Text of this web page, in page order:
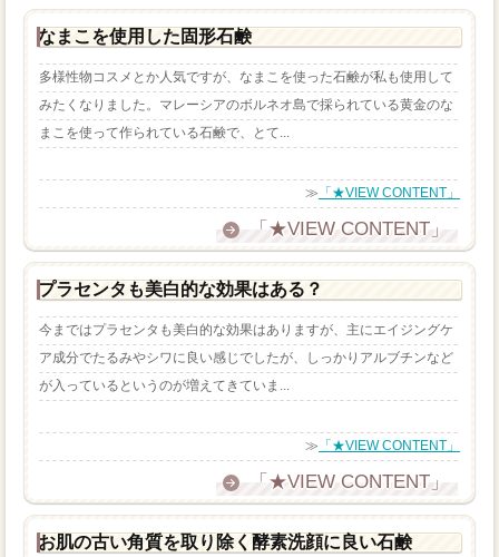
なまこを使用した固形石鹸
多様性物コスメとか人気ですが、なまこを使った石鹸が私も使用して
みたくなりました。マレーシアのボルネオ島で採られている黄金のな
まこを使って作られている石鹸で、とて...
≫ 「★VIEW CONTENT」
「★VIEW CONTENT」
プラセンタも美白的な効果はある？
今まではプラセンタも美白的な効果はありますが、主にエイジングケ
ア成分でたるみやシワに良い感じでしたが、しっかりアルブチンなど
が入っているというのが増えてきていま...
≫ 「★VIEW CONTENT」
「★VIEW CONTENT」
お肌の古い角質を取り除く酵素洗顔に良い石鹸